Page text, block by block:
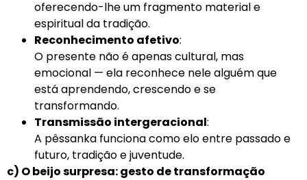
oferecendo-lhe um fragmento material e
espiritual da tradição.
Reconhecimento afetivo:
O presente não é apenas cultural, mas
emocional — ela reconhece nele alguém que
está aprendendo, crescendo e se
transformando.
Transmissão intergeracional:
A pêssanka funciona como elo entre passado e
futuro, tradição e juventude.
c) O beijo surpresa: gesto de transformação